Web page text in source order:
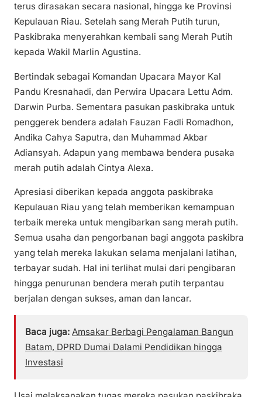
terus dirasakan secara nasional, hingga ke Provinsi
Kepulauan Riau. Setelah sang Merah Putih turun,
Paskibraka menyerahkan kembali sang Merah Putih
kepada Wakil Marlin Agustina.
Bertindak sebagai Komandan Upacara Mayor Kal
Pandu Kresnahadi, dan Perwira Upacara Lettu Adm.
Darwin Purba. Sementara pasukan paskibraka untuk
penggerek bendera adalah Fauzan Fadli Romadhon,
Andika Cahya Saputra, dan Muhammad Akbar
Adiansyah. Adapun yang membawa bendera pusaka
merah putih adalah Cintya Alexa.
Apresiasi diberikan kepada anggota paskibraka
Kepulauan Riau yang telah memberikan kemampuan
terbaik mereka untuk mengibarkan sang merah putih.
Semua usaha dan pengorbanan bagi anggota paskibra
yang telah mereka lakukan selama menjalani latihan,
terbayar sudah. Hal ini terlihat mulai dari pengibaran
hingga penurunan bendera merah putih terpantau
berjalan dengan sukses, aman dan lancar.
Baca juga: Amsakar Berbagi Pengalaman Bangun
Batam, DPRD Dumai Dalami Pendidikan hingga
Investasi